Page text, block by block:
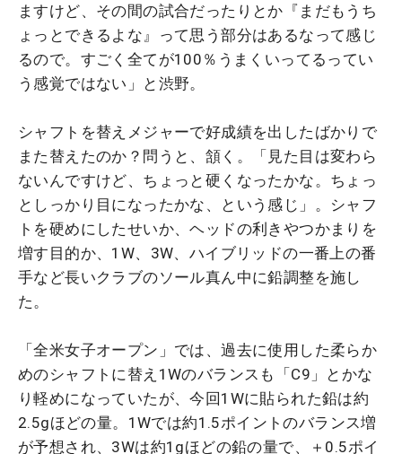
ますけど、その間の試合だったりとか『まだもうち
ょっとできるよな』って思う部分はあるなって感じ
るので。すごく全てが100％うまくいってるってい
う感覚ではない」と渋野。
シャフトを替えメジャーで好成績を出したばかりで
また替えたのか？問うと、頷く。「見た目は変わら
ないんですけど、ちょっと硬くなったかな。ちょっ
としっかり目になったかな、という感じ」。シャフ
トを硬めにしたせいか、ヘッドの利きやつかまりを
増す目的か、1W、3W、ハイブリッドの一番上の番
手など長いクラブのソール真ん中に鉛調整を施し
た。
「全米女子オープン」では、過去に使用した柔らか
めのシャフトに替え1Wのバランスも「C9」とかな
り軽めになっていたが、今回1Wに貼られた鉛は約
2.5gほどの量。1Wでは約1.5ポイントのバランス増
が予想され、3Wは約1gほどの鉛の量で、＋0.5ポイ